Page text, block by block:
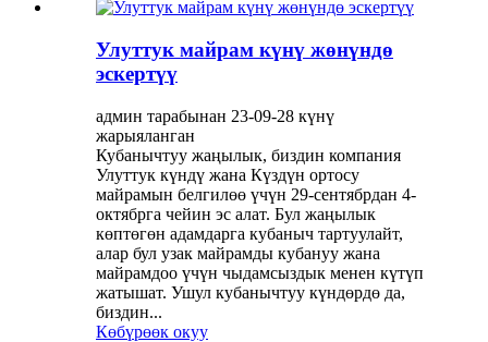
Улуттук майрам күнү жөнүндө
эскертүү
админ тарабынан 23-09-28 күнү
жарыяланган
Кубанычтуу жаңылык, биздин компания
Улуттук күндү жана Күздүн ортосу
майрамын белгилөө үчүн 29-сентябрдан 4-
октябрга чейин эс алат. Бул жаңылык
көптөгөн адамдарга кубаныч тартуулайт,
алар бул узак майрамды кубануу жана
майрамдоо үчүн чыдамсыздык менен күтүп
жатышат. Ушул кубанычтуу күндөрдө да,
биздин...
Көбүрөөк окуу